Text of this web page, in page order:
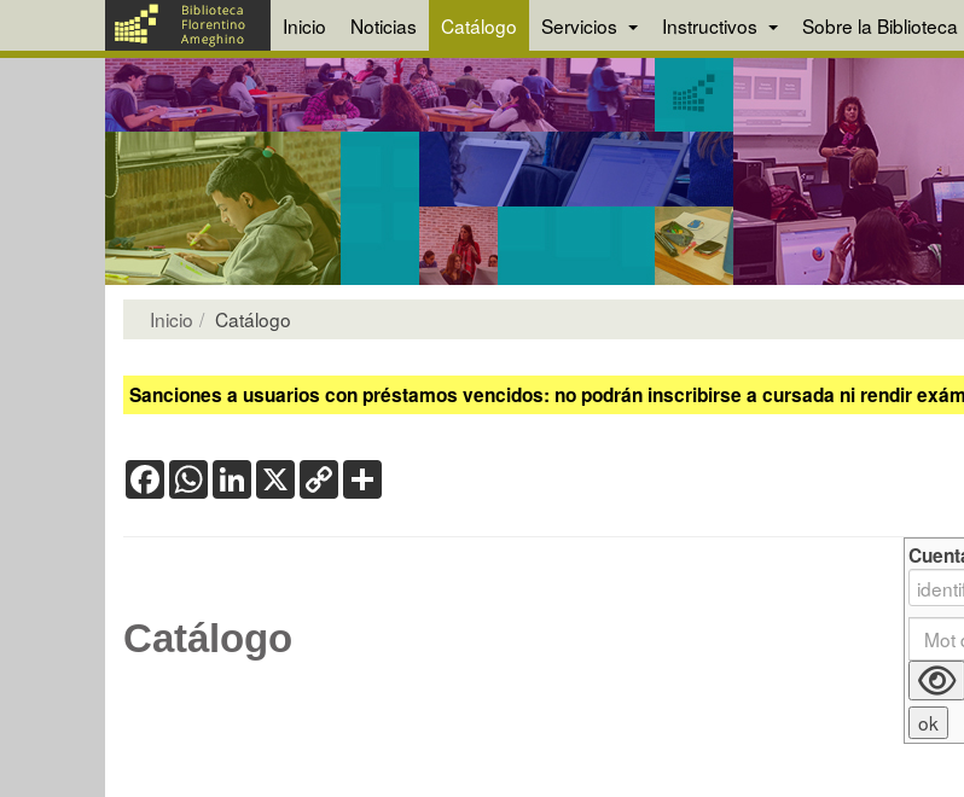
Inicio Noticias Catálogo Servicios Instructivos Sobre la Biblioteca
Inicio Catálogo
Sanciones a usuarios con préstamos vencidos: no podrán inscribirse a cursada ni rendir
FacebookWhatsApp
LinkedIn
X Copy
Link
Catálogo